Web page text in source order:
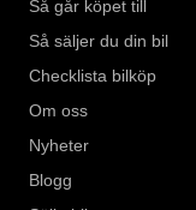
Så går köpet till
Så säljer du din bil
Checklista bilköp
Om oss
Nyheter
Blogg